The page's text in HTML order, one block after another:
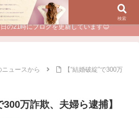
が、あなたのチャンスに変わるカウンセリング
の21時にブログを更新しています😊
ニュースから
【“結婚破綻”で300万
300万詐欺、夫婦ら逮捕】
検索